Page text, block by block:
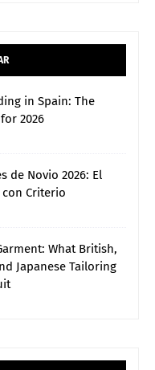
in Spain: The
2026
de Novio 2026: El
con Criterio
What British,
Japanese Tailoring